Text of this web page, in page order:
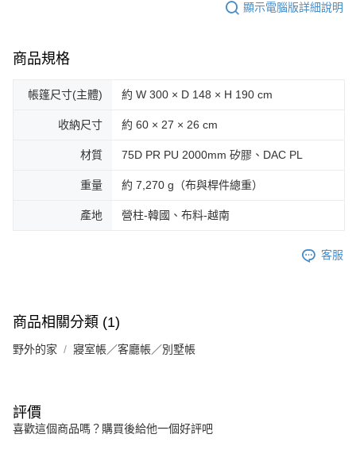
顯示電腦版詳細說明
商品規格
帳篷尺寸(主體) 約 W 300 × D 148 × H 190 cm
收納尺寸 約 60 × 27 × 26 cm
材質 75D PR PU 2000mm 矽膠、DAC PL
重量 約 7,270 g（布與桿件總重）
產地 營柱-韓國、布料-越南
客服
商品相關分類 (1)
野外的家 寢室帳／客廳帳／別墅帳
評價
喜歡這個商品嗎？購買後給他一個好評吧